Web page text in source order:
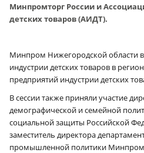
Минпромторг России и
детских товаров (АИДТ).
Минпром Нижегородской области
индустрии детских товаров в
предприятий индустрии детских
В сессии также приняли участие
демографической и семейной
социальной защиты Российской
заместитель директора
промышленной политики